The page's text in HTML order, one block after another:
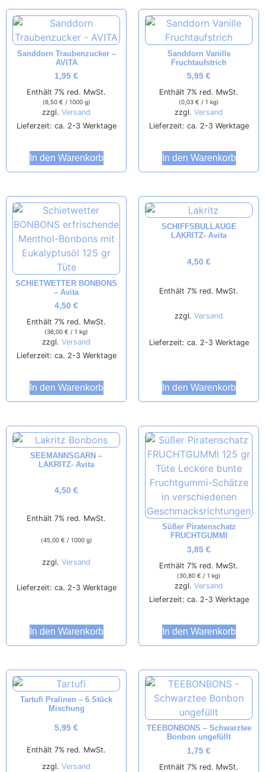
Sanddorn Traubenzucker –
AVITA
1,95 €
Enthält 7% red. MwSt.
(6,50 € / 1000 g)
zzgl. Versand
Lieferzeit: ca. 2-3 Werktage
In den Warenkorb
Sanddorn Vanille
Fruchtaufstrich
5,95 €
Enthält 7% red. MwSt.
(0,03 € / 1 kg)
zzgl. Versand
Lieferzeit: ca. 2-3 Werktage
In den Warenkorb
SCHIETWETTER BONBONS
– Avita
4,50 €
Enthält 7% red. MwSt.
(36,00 € / 1 kg)
zzgl. Versand
Lieferzeit: ca. 2-3 Werktage
In den Warenkorb
SCHIFFSBULLAUGE
LAKRITZ- Avita
4,50 €
Enthält 7% red. MwSt.
zzgl. Versand
Lieferzeit: ca. 2-3 Werktage
In den Warenkorb
SEEMANNSGARN –
LAKRITZ- Avita
4,50 €
Enthält 7% red. MwSt.
(45,00 € / 1000 g)
zzgl. Versand
Lieferzeit: ca. 2-3 Werktage
In den Warenkorb
Süßer Piratenschatz
FRUCHTGUMMI
3,85 €
Enthält 7% red. MwSt.
(30,80 € / 1 kg)
zzgl. Versand
Lieferzeit: ca. 2-3 Werktage
In den Warenkorb
Tartufi Pralinen – 6 Stück
Mischung
5,95 €
Enthält 7% red. MwSt.
zzgl. Versand
TEEBONBONS – Schwarztee
Bonbon ungefüllt
1,75 €
Enthält 7% red. MwSt.